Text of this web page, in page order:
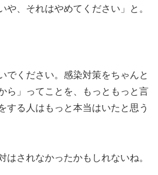
や、それはやめてください」と。
でください。感染対策をちゃんと
ら」ってことを、もっともっと言
する人はもっと本当はいたと思う
はされなかったかもしれないね。